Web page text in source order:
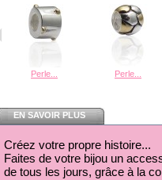
Perle... Perle...
EN SAVOIR PLUS
Créez votre propre histoire...
Faites de votre bijou un
de tous les jours, grâce à la